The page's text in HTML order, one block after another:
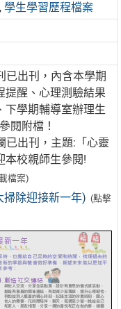
,學生學習歷程檔案
已出刊，內含本學期
提醒、心理測驗結果
下學期輔導室辦理生
閱附檔！
已出刊，主題:「心靈
本校親師生參閱!
檔案)
掃除迎接新一年) (點擊